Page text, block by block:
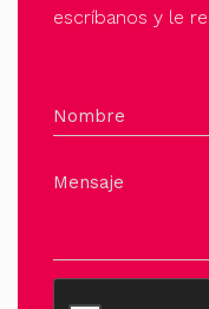
escríbanos y le
Nombre
Mensaje